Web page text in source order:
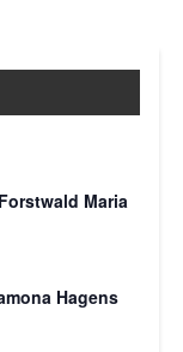
Maria
Hagens